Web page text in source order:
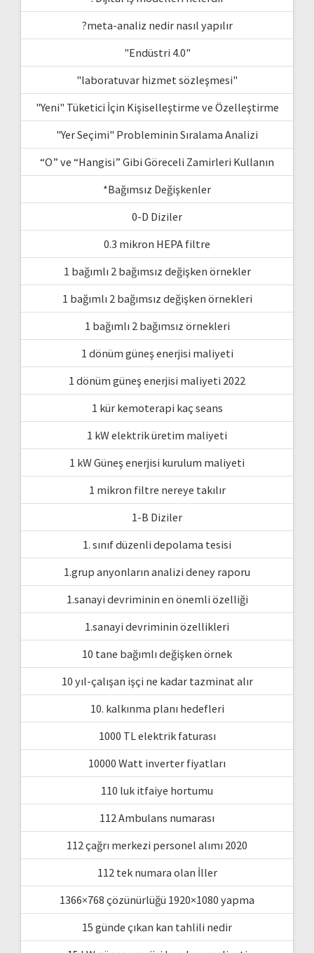
?meta-analiz nedir nasıl yapılır
"Endüstri 4.0"
"laboratuvar hizmet sözleşmesi"
"Yeni" Tüketici İçin Kişiselleştirme ve Özelleştirme
"Yer Seçimi" Probleminin Sıralama Analizi
“O” ve “Hangisi” Gibi Göreceli Zamirleri Kullanın
*Bağımsız Değişkenler
0-D Diziler
0.3 mikron HEPA filtre
1 bağımlı 2 bağımsız değişken örnekler
1 bağımlı 2 bağımsız değişken örnekleri
1 bağımlı 2 bağımsız örnekleri
1 dönüm güneş enerjisi maliyeti
1 dönüm güneş enerjisi maliyeti 2022
1 kür kemoterapi kaç seans
1 kW elektrik üretim maliyeti
1 kW Güneş enerjisi kurulum maliyeti
1 mikron filtre nereye takılır
1-B Diziler
1. sınıf düzenli depolama tesisi
1.grup anyonların analizi deney raporu
1.sanayi devriminin en önemli özelliği
1.sanayi devriminin özellikleri
10 tane bağımlı değişken örnek
10 yıl-çalışan işçi ne kadar tazminat alır
10. kalkınma planı hedefleri
1000 TL elektrik faturası
10000 Watt inverter fiyatları
110 luk itfaiye hortumu
112 Ambulans numarası
112 çağrı merkezi personel alımı 2020
112 tek numara olan İller
1366×768 çözünürlüğü 1920×1080 yapma
15 günde çıkan kan tahlili nedir